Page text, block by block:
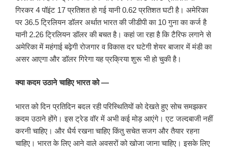
गिरकर 4 पॉइंट 17 प्रतिशत हो गई यानी 0.62 प्रतिशत घटी है। अमेरिका
पर 36.5 ट्रिलियन डॉलर अर्थात भारत की जीडीपी का 10 गुना का कर्ज है
यानी 2.26 ट्रिलियन डॉलर की बचत है। कहां जा रहा है कि टैरिफ लगाने से
अमेरिका में महंगाई बढ़ेगी रोजगार व विकास दर घटेगी शेयर बाजार में मंडी का
असर आएगा और डॉलर गिरेगा यह प्रक्रिया शुरू भी हो चुकी है।
क्या कदम उठाने चाहिए भारत को —
भारत को दिन प्रतिदिन बदल रही परिस्थितियों को देखते हुए सोच समझकर
कदम उठाने होंगे। इस ट्रेड वॉर में अभी कई मोड़ आएंगे। एट जल्दबाजी नहीं
करनी चाहिए। और धैर्य रखना चाहिए किंतु सचेत सजग और तैयार रहना
चाहिए। भारत के लिए आने वाले अवसरों को खोजा जाना चाहिए। इसके लिए